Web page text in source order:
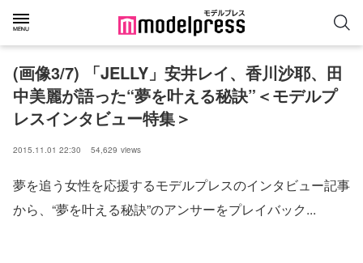
(画像3/7) 「JELLY」安井レイ、香川沙耶、田
中美麗が語った“夢を叶える秘訣”＜モデルプ
レスインタビュー特集＞
2015.11.01 22:30 54,629 views
夢を追う女性を応援するモデルプレスのインタビュー記事
から、“夢を叶える秘訣”のアンサーをプレイバック...